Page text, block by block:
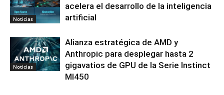
Noticias
acelera el desarrollo de la inteligencia
artificial
Noticias
Alianza estratégica de AMD y
Anthropic para desplegar hasta 2
gigavatios de GPU de la Serie Instinct
MI450